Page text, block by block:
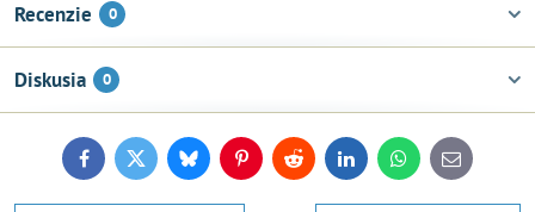
Recenzie 0
Diskusia 0
FacebookTwitterBlueskyPinterestReddit LinkedInWhatsApp
E-
mail